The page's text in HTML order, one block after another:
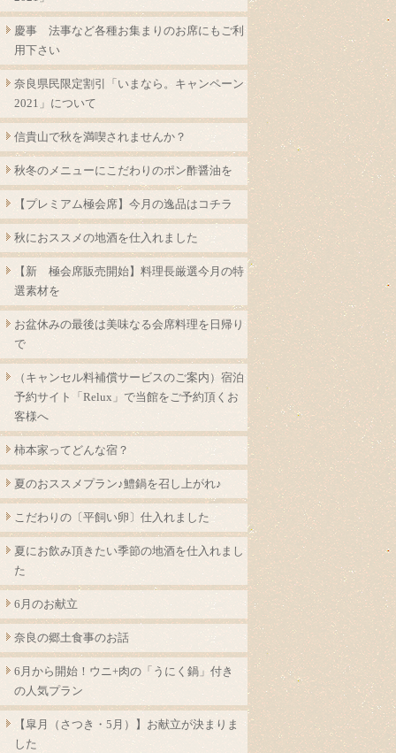
慶事 法事など各種お集まりのお席にもご利
用下さい
奈良県民限定割引「いまなら。キャンペーン
2021」について
信貴山で秋を満喫されませんか？
秋冬のメニューにこだわりのポン酢醤油を
【プレミアム極会席】今月の逸品はコチラ
秋におススメの地酒を仕入れました
【新 極会席販売開始】料理長厳選今月の特
選素材を
お盆休みの最後は美味なる会席料理を日帰り
で
（キャンセル料補償サービスのご案内）宿泊
予約サイト「Relux」で当館をご予約頂くお
客様へ
柿本家ってどんな宿？
夏のおススメプラン♪鱧鍋を召し上がれ♪
こだわりの〔平飼い卵〕仕入れました
夏にお飲み頂きたい季節の地酒を仕入れまし
た
6月のお献立
奈良の郷土食事のお話
6月から開始！ウニ+肉の「うにく鍋」付き
の人気プラン
【皐月（さつき・5月）】お献立が決まりま
した